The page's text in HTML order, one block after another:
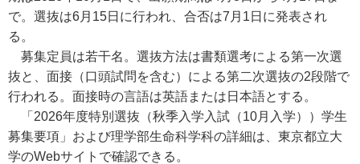
で。選抜は6月15日に行われ、合否は7月1日に発表され
る。
募集定員は若干名。選抜方法は書類選考による第一次選
抜と、面接（口頭試問を含む）による第二次選抜の2段階で
行われる。面接時の言語は英語または日本語とする。
「2026年度特別選抜（秋季入学入試（10月入学））学生
募集要項」および理学部生命科学科の詳細は、東京都立大
学のWebサイトで確認できる。